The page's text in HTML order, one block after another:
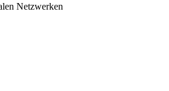
Netzwerken